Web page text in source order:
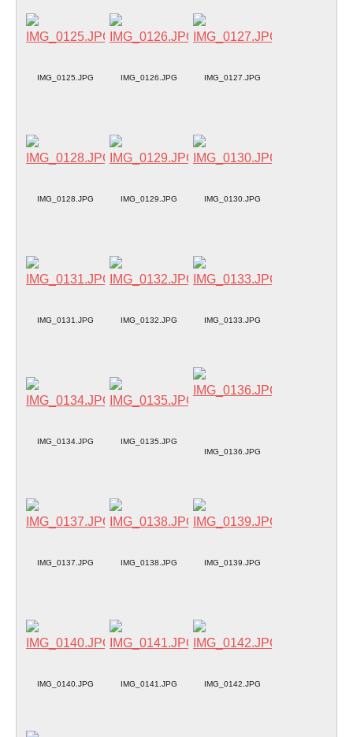
IMG_0125.JPG IMG_0126.JPG IMG_0127.JPG
IMG_0128.JPG IMG_0129.JPG IMG_0130.JPG
IMG_0131.JPG IMG_0132.JPG IMG_0133.JPG
IMG_0134.JPG
IMG_0135.JPG
IMG_0136.JPG
IMG_0137.JPG IMG_0138.JPG IMG_0139.JPG
IMG_0140.JPG IMG_0141.JPG IMG_0142.JPG